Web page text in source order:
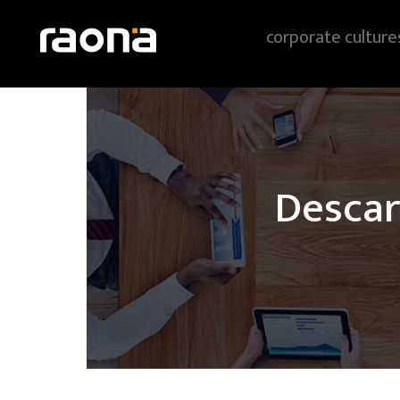
corporate